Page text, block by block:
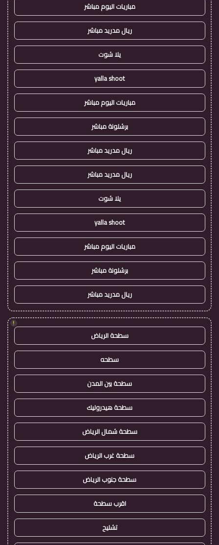
مباريات اليوم مباشر
ريال مدريد مباشر
يلا شوت
yalla shoot
مباريات اليوم مباشر
برشلونة مباشر
ريال مدريد مباشر
ريال مدريد مباشر
يلا شوت
yalla shoot
مباريات اليوم مباشر
برشلونة مباشر
ريال مدريد مباشر
!
سطحة الرياض
سطحه
سطحة بين المدن
سطحة هيدروليك
سطحة شمال الرياض
سطحة غرب الرياض
سطحة جنوب الرياض
اقرب سطحة
تشليح